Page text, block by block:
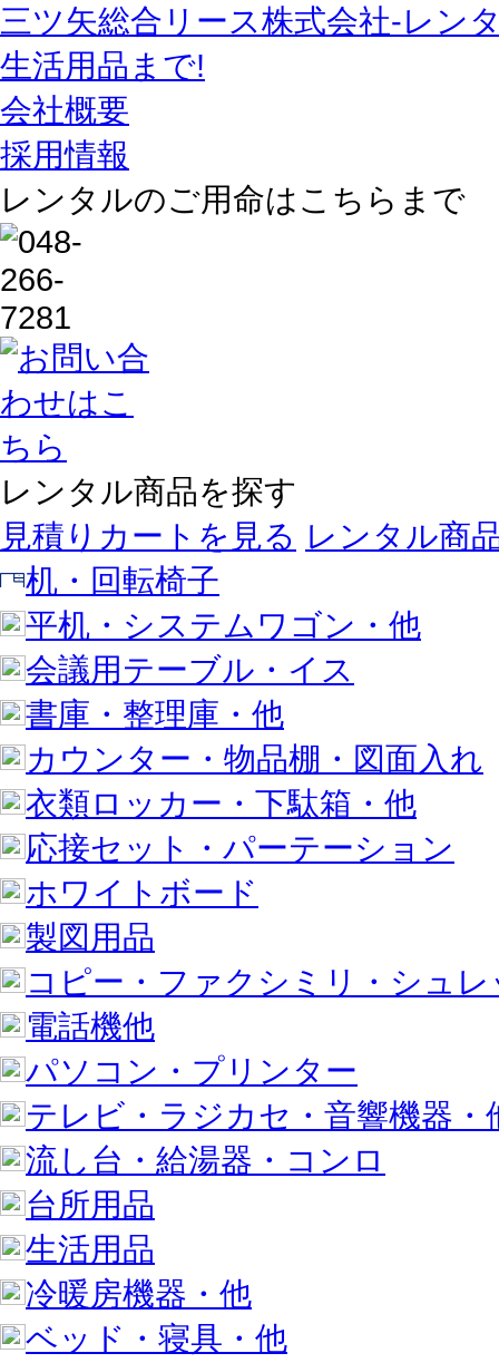
三ツ矢総合リース株式会社-レン
生活用品まで!
会社概要
採用情報
レンタルのご用命はこちらまで
レンタル商品を探す
見積りカートを見る レンタル商
机・回転椅子
平机・システムワゴン・他
会議用テーブル・イス
書庫・整理庫・他
カウンター・物品棚・図面入れ
衣類ロッカー・下駄箱・他
応接セット・パーテーション
ホワイトボード
製図用品
コピー・ファクシミリ・シュ
電話機他
パソコン・プリンター
テレビ・ラジカセ・音響機器・
流し台・給湯器・コンロ
台所用品
生活用品
冷暖房機器・他
ベッド・寝具・他